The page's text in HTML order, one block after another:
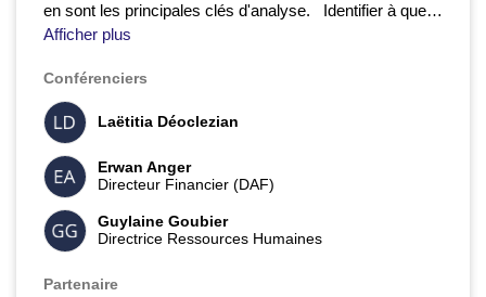
en sont les principales clés d'analyse.
Identifier à quel
moment racheter une entreprise en difficulté.
Afficher plus
Conférenciers
Laëtitia Déoclezian
Erwan Anger
Directeur Financier (DAF)
Guylaine Goubier
Directrice Ressources Humaines
Partenaire